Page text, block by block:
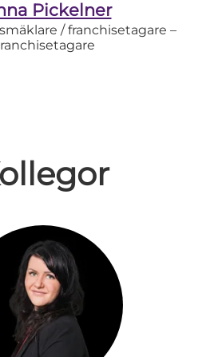
Pickelner
/ franchisetagare –